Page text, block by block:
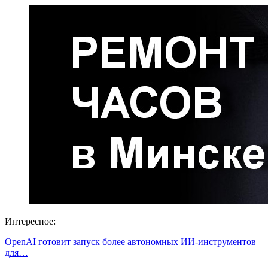
Интересное:
OpenAI готовит запуск более автономных ИИ-инструментов
для…